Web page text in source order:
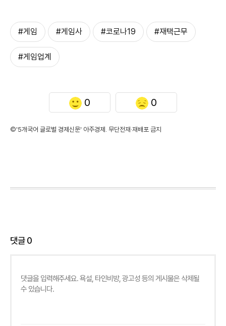
#게임 #게임사 #코로나19 #재택근무
#게임업계
0 0
©'5개국어 글로벌 경제신문' 아주경제. 무단전재·재배포 금지
댓글0